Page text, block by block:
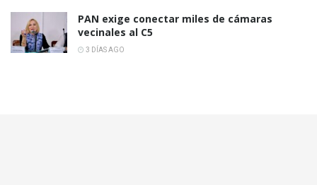
PAN exige conectar miles de cámaras
vecinales al C5
3 DÍAS AGO